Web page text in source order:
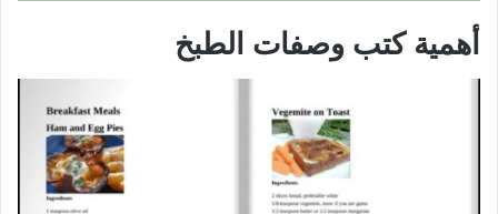
أهمية كتب وصفات الطبخ